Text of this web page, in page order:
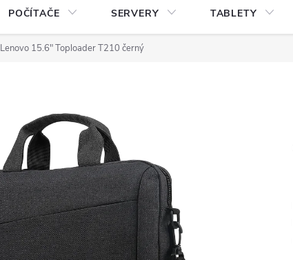
POČÍTAČE SERVERY TABLETY
Lenovo 15.6" Toploader T210 černý